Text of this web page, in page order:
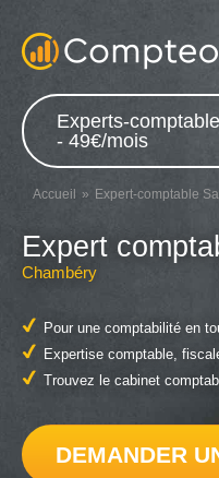
Experts-
- 49€/mois
Accueil Expert-comptable
Expert
Chambéry
Pour une comptabilité en
Expertise comptable,
Trouvez le cabinet
DEMANDER